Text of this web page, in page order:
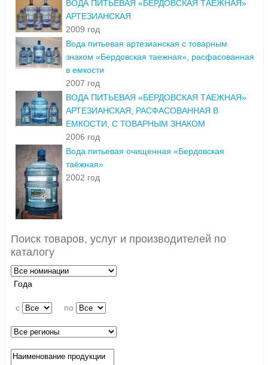
ВОДА ПИТЬЕВАЯ «БЕРДОВСКАЯ ТАЕЖНАЯ»
АРТЕЗИАНСКАЯ
2009 год
Вода питьевая артезианская с товарным
знаком «Бердовская таежная», расфасованная
в емкости
2007 год
ВОДА ПИТЬЕВАЯ «БЕРДОВСКАЯ ТАЕЖНАЯ»
АРТЕЗИАНСКАЯ, РАСФАСОВАННАЯ В
ЕМКОСТИ, С ТОВАРНЫМ ЗНАКОМ
2006 год
Вода питьевая очищенная «Бердовская
таёжная»
2002 год
Поиск товаров, услуг и производителей по
каталогу
Года
c по